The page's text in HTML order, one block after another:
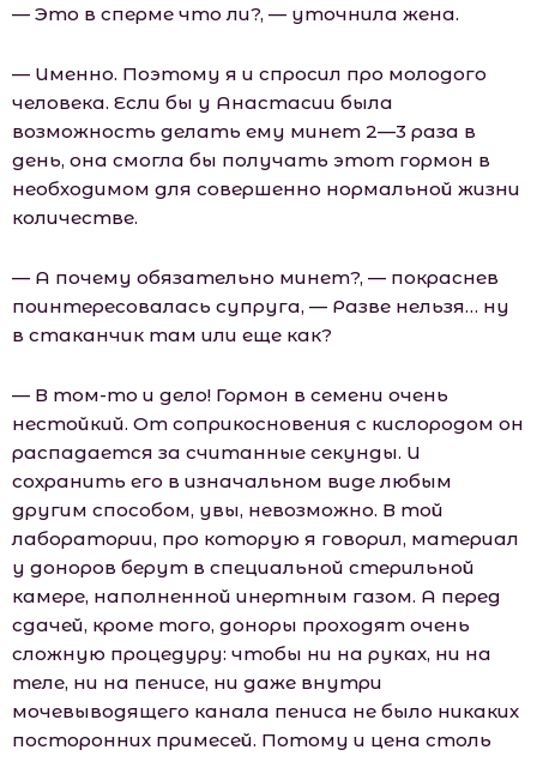
— Это в сперме что ли?, — уточнила жена.
— Именно. Поэтому я и спросил про молодого
человека. Если бы у Анастасии была
возможность делать ему минет 2—3 раза в
день, она смогла бы получать этот гормон в
необходимом для совершенно нормальной жизни
количестве.
— А почему обязательно минет?, — покраснев
поинтересовалась супруга, — Разве нельзя… ну
в стаканчик там или еще как?
— В том-то и дело! Гормон в семени очень
нестойкий. От соприкосновения с кислородом он
распадается за считанные секунды. И
сохранить его в изначальном виде любым
другим способом, увы, невозможно. В той
лаборатории, про которую я говорил, материал
у доноров берут в специальной стерильной
камере, наполненной инертным газом. А перед
сдачей, кроме того, доноры проходят очень
сложную процедуру: чтобы ни на руках, ни на
теле, ни на пенисе, ни даже внутри
мочевыводящего канала пениса не было никаких
посторонних примесей. Потому и цена столь